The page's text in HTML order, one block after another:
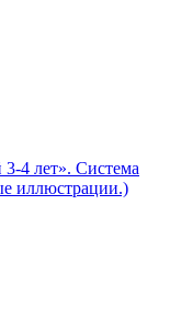
3-4 лет». Система
иллюстрации.)